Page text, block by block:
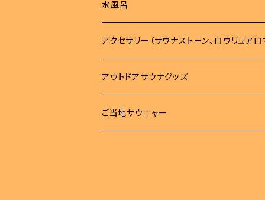
帽子
サウナマット
バッグ
バッグ
サコッシュ
タオル
MOKUタオル
雑貨
サウナハット
タオル
雑貨
サウナマット
水風呂
アクセサリー（サウナストーン、ロウリュアロ
アウトドアサウナグッズ
柄杓
ご当地サウニャー